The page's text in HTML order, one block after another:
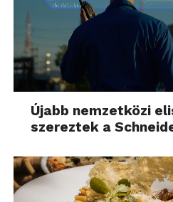
Újabb nemzetközi
szereztek a